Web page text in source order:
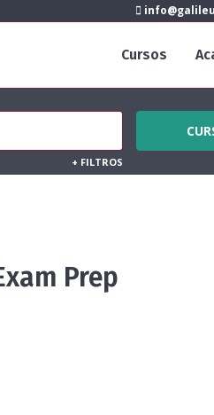
Cursos
+ FILTROS
Prep